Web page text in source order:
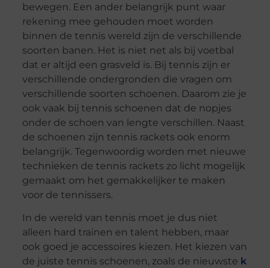
bewegen. Een ander belangrijk punt waar
rekening mee gehouden moet worden
binnen de tennis wereld zijn de verschillende
soorten banen. Het is niet net als bij voetbal
dat er altijd een grasveld is. Bij tennis zijn er
verschillende ondergronden die vragen om
verschillende soorten schoenen. Daarom zie je
ook vaak bij tennis schoenen dat de nopjes
onder de schoen van lengte verschillen. Naast
de schoenen zijn tennis rackets ook enorm
belangrijk. Tegenwoordig worden met nieuwe
technieken de tennis rackets zo licht mogelijk
gemaakt om het gemakkelijker te maken
voor de tennissers.
In de wereld van tennis moet je dus niet
alleen hard trainen en talent hebben, maar
ook goed je accessoires kiezen. Het kiezen van
de juiste tennis schoenen, zoals de nieuwste k